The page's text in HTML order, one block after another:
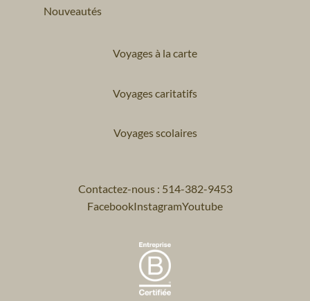
Nouveautés
Voyages à la carte
Voyages caritatifs
Voyages scolaires
Contactez-nous : 514-382-9453
FacebookInstagramYoutube